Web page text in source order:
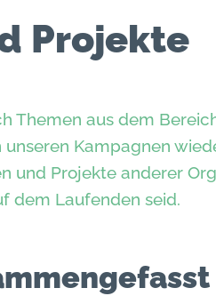
Projekte
Themen aus dem
Kampagnen
und Projekte anderer
dem Laufenden seid.